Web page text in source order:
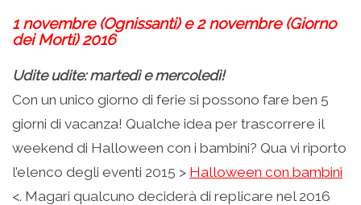
1 novembre (Ognissanti) e 2 novembre (Giorno
dei Morti) 2016
Udite udite: martedì e mercoledì!
Con un unico giorno di ferie si possono fare ben 5
giorni di vacanza! Qualche idea per trascorrere il
weekend di Halloween con i bambini? Qua vi riporto
l’elenco degli eventi 2015 > Halloween con bambini
<. Magari qualcuno deciderà di replicare nel 2016